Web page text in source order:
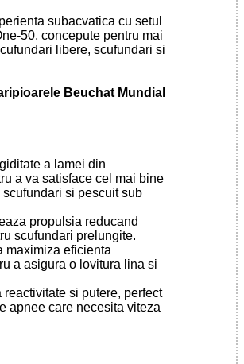
subacvatica cu setul
50, concepute pentru mai
libere, scufundari si
Beuchat Mundial
a lamei din
a va satisface cel mai bine
si pescuit sub
propulsia reducand
scufundari prelungite.
maximiza eficienta
a asigura o lovitura lina si
reactivitate si putere, perfect
apnee care necesita viteza